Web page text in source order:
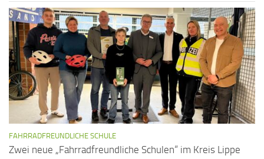
FAHRRADFREUNDLICHE SCHULE
Zwei neue „Fahrradfreundliche Schulen“ im Kreis Lippe